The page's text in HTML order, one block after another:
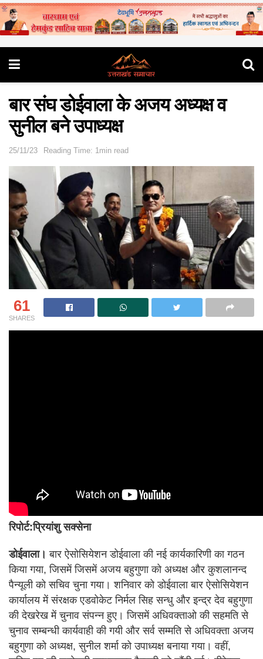
बार संघ डोईवाला के अजय अध्यक्ष व
सुनील बने उपाध्यक्ष
25/11/23 Reading Time: 1min read
61
SHARES
रिपोर्ट:प्रियांशु सक्सेना
डोईवाला। बार ऐसोसियेशन डोईवाला की नई कार्यकारिणी का गठन
किया गया, जिसमें जिसमें अजय बहुगुणा को अध्यक्ष और कुशलानन्द
पैन्यूली को सचिव चुना गया। शनिवार को डोईवाला बार ऐसोसियेशन
कार्यालय में संरक्षक एडवोकेट निर्मल सिह सन्धु और इन्द्र देव बहुगुणा
की देखरेख में चुनाव संपन्न हुए। जिसमें अधिवक्ताओ की सहमति से
चुनाव सम्बन्धी कार्यवाही की गयी और सर्व सम्मति से अधिवक्ता अजय
बहुगुणा को अध्यक्ष, सुनील शर्मा को उपाध्यक्ष बनाया गया। वहीं,